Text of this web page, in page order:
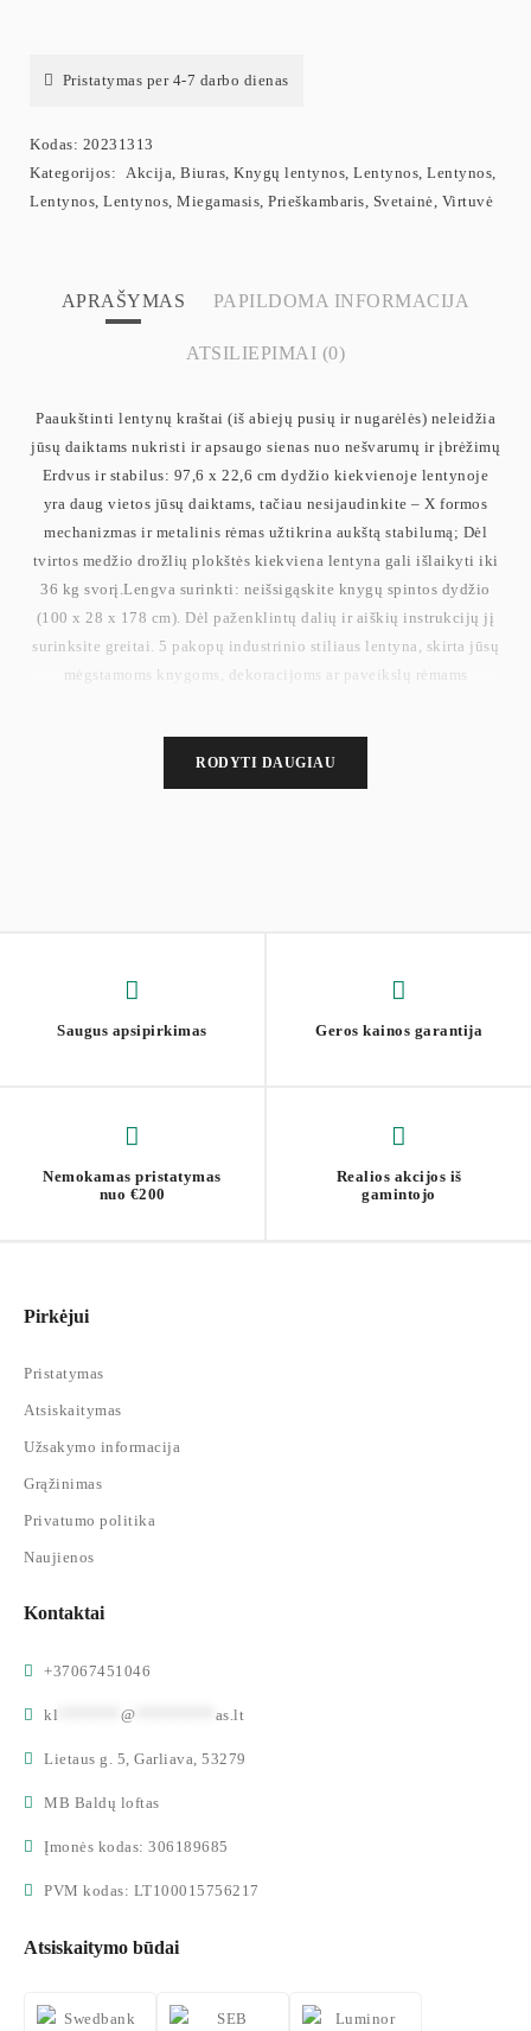
Pristatymas per 4-7 darbo dienas
Kodas: 20231313
Kategorijos:
Akcija Biuras Knygų lentynos Lentynos Lentynos
Lentynos Lentynos Miegamasis Prieškambaris Svetainė Virtuvė
APRAŠYMAS PAPILDOMA INFORMACIJA
ATSILIEPIMAI (0)
Paaukštinti lentynų kraštai (iš abiejų pusių ir nugarėlės) neleidžia
jūsų daiktams nukristi ir apsaugo sienas nuo nešvarumų ir įbrėžimų
Erdvus ir stabilus: 97,6 x 22,6 cm dydžio kiekvienoje lentynoje
yra daug vietos jūsų daiktams, tačiau nesijaudinkite – X formos
mechanizmas ir metalinis rėmas užtikrina aukštą stabilumą; Dėl
tvirtos medžio drožlių plokštės kiekviena lentyna gali išlaikyti iki
36 kg svorį.Lengva surinkti: neišsigąskite knygų spintos dydžio
(100 x 28 x 178 cm). Dėl paženklintų dalių ir aiškių instrukcijų jį
surinksite greitai. 5 pakopų industrinio stiliaus lentyna, skirta jūsų
mėgstamoms knygoms, dekoracijoms ar paveikslų rėmams
RODYTI DAUGIAU
Saugus apsipirkimas Geros kainos garantija
Nemokamas pristatymas
nuo €200
Realios akcijos iš
gamintojo
Pirkėjui
Pristatymas
Atsiskaitymas
Užsakymo informacija
Grąžinimas
Privatumo politika
Naujienos
Kontaktai
+37067451046
kl @ as.lt
Lietaus g. 5, Garliava, 53279
MB Baldų loftas
Įmonės kodas: 306189685
PVM kodas: LT100015756217
Atsiskaitymo būdai